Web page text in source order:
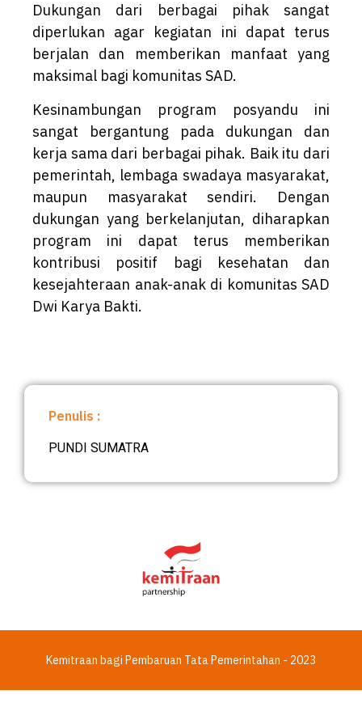
Dukungan dari berbagai pihak sangat
diperlukan agar kegiatan ini dapat terus
berjalan dan memberikan manfaat yang
maksimal bagi komunitas SAD.
Kesinambungan program posyandu ini
sangat bergantung pada dukungan dan
kerja sama dari berbagai pihak. Baik itu dari
pemerintah, lembaga swadaya masyarakat,
maupun masyarakat sendiri. Dengan
dukungan yang berkelanjutan, diharapkan
program ini dapat terus memberikan
kontribusi positif bagi kesehatan dan
kesejahteraan anak-anak di komunitas SAD
Dwi Karya Bakti.
Penulis :
PUNDI SUMATRA
Kemitraan bagi Pembaruan Tata Pemerintahan - 2023